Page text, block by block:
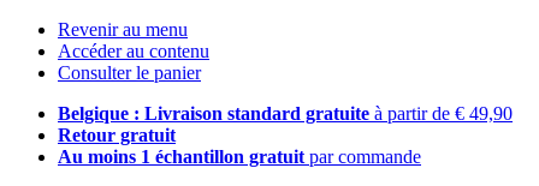
Revenir au menu
Accéder au contenu
Consulter le panier
Belgique : Livraison standard gratuite à partir de € 49,90
Retour gratuit
Au moins 1 échantillon gratuit par commande